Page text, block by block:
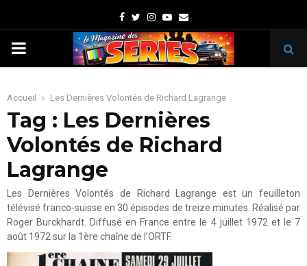
Facebook
TwitterInstagram
Youtube
Email
PRIMARY
Accueil Les Dernières Volontés de Richard Lagrange
Tag : Les Dernières
Volontés de Richard
Lagrange
Les Dernières Volontés de Richard Lagrange est un feuilleton
télévisé franco-suisse en 30 épisodes de treize minutes. Réalisé par
Roger Burckhardt. Diffusé en France entre le 4 juillet 1972 et le 7
août 1972 sur la 1ère chaîne de l’ORTF.